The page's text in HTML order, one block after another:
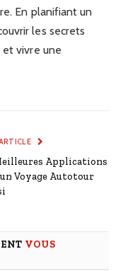
En planifiant un
les secrets
et vivre une
Applications
Voyage Autotour
VOUS